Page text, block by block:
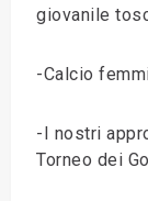
giovanile
-Calcio
-I nostri
Torneo dei